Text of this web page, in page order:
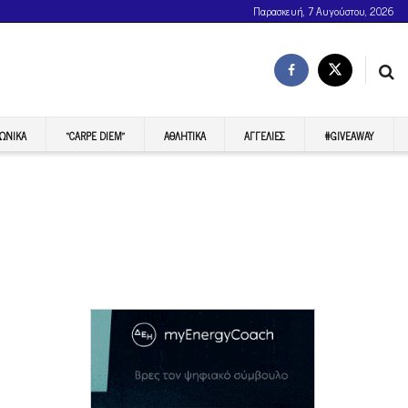
Παρασκευή, 7 Αυγούστου, 2026
“CARPE DIEM” ΑΘΛΗΤΙΚΆ ΑΓΓΕΛΊΕΣ #GIVEAWAY